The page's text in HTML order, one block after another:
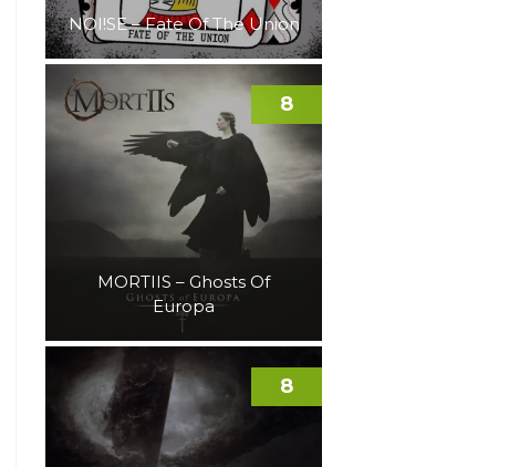
NOI!SE – Fate Of The Union
MORTIIS – Ghosts Of
Europa
8
8